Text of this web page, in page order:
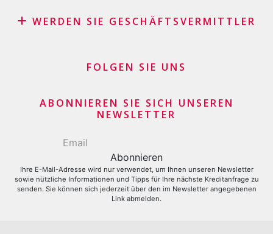
Schweiz
Darlehenskonsolidierung
Kreditkartenantrag
WERDEN SIE GESCHÄFTSVERMITTLER
Geschäftsvermittler Händler und Kaufleute
FOLGEN SIE UNS
ABONNIEREN SIE SICH UNSEREN
NEWSLETTER
Ihre E-Mail-Adresse wird nur verwendet, um Ihnen unseren Newsletter
sowie nützliche Informationen und Tipps für Ihre nächste Kreditanfrage zu
senden. Sie können sich jederzeit über den im Newsletter angegebenen
Link abmelden.